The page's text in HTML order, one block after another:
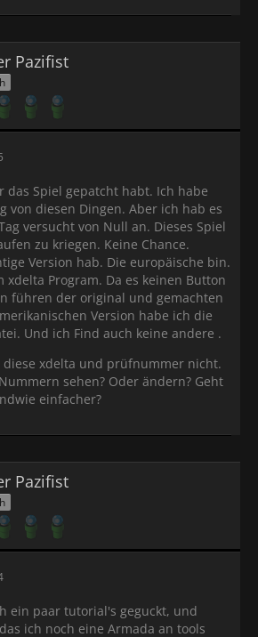
Pazifist
das Spiel gepatcht habt. Ich habe
von diesen Dingen. Aber ich hab es
versucht von Null an. Dieses Spiel
zu kriegen. Keine Chance.
Version hab. Die europäische bin.
xdelta Program. Da es keinen Button
führen der original und gemachten
Version habe ich die
Und ich Find auch keine andere .
diese xdelta und prüfnummer nicht.
sehen? Oder ändern? Geht
einfacher?
Pazifist
ein paar tutorial's geguckt, und
ich noch eine Armada an tools